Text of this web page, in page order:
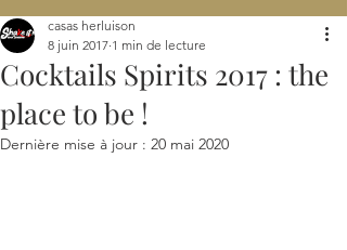
Cocktails Spirits 2017 : the
place to be !
casas herluison
8 juin 2017 1 min de lecture
Dernière mise à jour : 20 mai 2020